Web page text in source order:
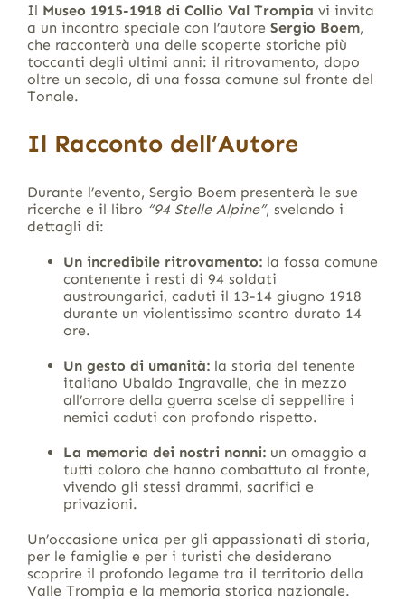
Il Museo 1915-1918 di Collio Val Trompia vi invita
a un incontro speciale con l’autore Sergio Boem,
che racconterà una delle scoperte storiche più
toccanti degli ultimi anni: il ritrovamento, dopo
oltre un secolo, di una fossa comune sul fronte del
Tonale.
Il Racconto dell’Autore
Durante l’evento, Sergio Boem presenterà le sue
ricerche e il libro “94 Stelle Alpine”, svelando i
dettagli di:
Un incredibile ritrovamento:la fossa comune
contenente i resti di 94 soldati
austroungarici, caduti il 13-14 giugno 1918
durante un violentissimo scontro durato 14
ore.
Un gesto di umanità:la storia del tenente
italiano Ubaldo Ingravalle, che in mezzo
all’orrore della guerra scelse di seppellire i
nemici caduti con profondo rispetto.
La memoria dei nostri nonni:un omaggio a
tutti coloro che hanno combattuto al fronte,
vivendo gli stessi drammi, sacrifici e
privazioni.
Un’occasione unica per gli appassionati di storia,
per le famiglie e per i turisti che desiderano
scoprire il profondo legame tra il territorio della
Valle Trompia e la memoria storica nazionale.